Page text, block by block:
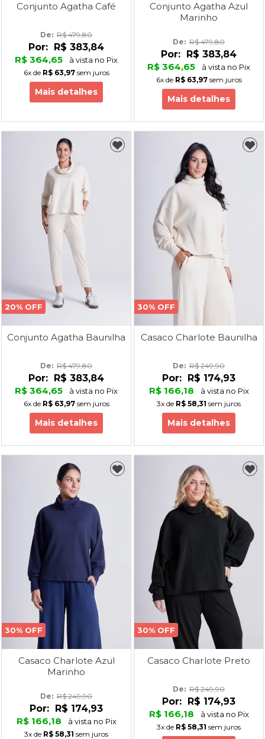
Conjunto Agatha Café
De: R$ 479,80
Por:
R$ 383,84
R$ 364,65
à vista no Pix
6xde R$ 63,97sem juros
Mais detalhes
Conjunto Agatha Azul
Marinho
De: R$ 479,80
Por:
R$ 383,84
R$ 364,65
à vista no Pix
6xde R$ 63,97sem juros
Mais detalhes
20% OFF
Conjunto Agatha Baunilha
De: R$ 479,80
Por: R$ 383,84
R$ 364,65
à vista no Pix
6xde R$ 63,97sem juros
Mais detalhes
30% OFF
Casaco Charlote Baunilha
De: R$ 249,90
Por: R$ 174,93
R$ 166,18
à vista no Pix
3x de R$ 58,31 sem juros
Mais detalhes
30% OFF
Casaco Charlote Azul
Marinho
De: R$ 249,90
Por: R$ 174,93
R$ 166,18
à vista no Pix
3x de R$ 58,31 sem juros
30% OFF
Casaco Charlote Preto
De: R$ 249,90
Por: R$ 174,93
R$ 166,18
à vista no Pix
3x de R$ 58,31 sem juros